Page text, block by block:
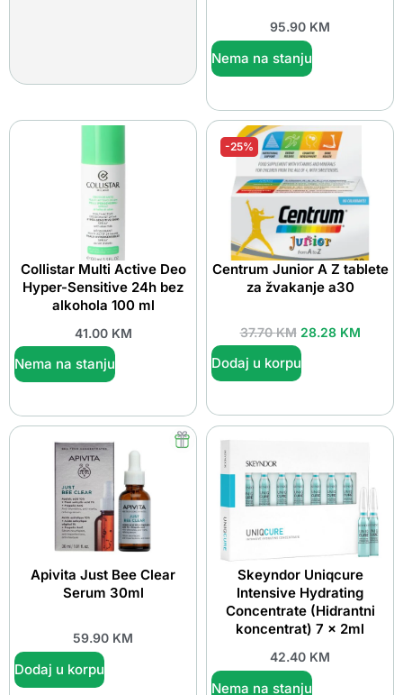
95.90 KM
Nema na stanju
Collistar Multi Active Deo
Hyper-Sensitive 24h bez
alkohola 100 ml
41.00 KM
Nema na stanju
-25%
Centrum Junior A Z tablete
za žvakanje a30
37.70KM 28.28 KM
Dodaj u korpu
Apivita Just Bee Clear
Serum 30ml
59.90 KM
Dodaj u korpu
Skeyndor Uniqcure
Intensive Hydrating
Concentrate (Hidrantni
koncentrat) 7 x 2ml
42.40 KM
Nema na stanju